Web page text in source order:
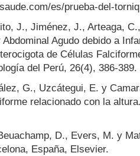
es/prueba-del-
J., Jiménez, J., Arteaga,
Abdominal Agudo debido a
de Células
del Perú, 26(4), 386-389.
G., Uzcátegui, E. y
relacionado con la
D., Evers, M. y
España, Elsevier.